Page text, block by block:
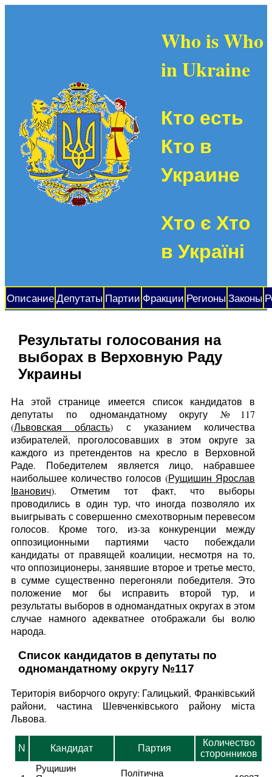
Who is Who
in Ukraine
Кто есть
Кто в
Украине
Хто є Хто
в Україні
Описание Депутаты Партии Фракции Регионы Законы
Результаты голосования на
выборах в Верховную Раду
Украины
На этой странице имеется список кандидатов в
депутаты по одномандатному округу №117
(Львовская область) с указанием количества
избирателей, проголосовавших в этом округе за
каждого из претендентов на кресло в Верховной
Раде. Победителем является лицо, набравшее
наибольшее количество голосов (Рущишин Ярослав
Іванович). Отметим тот факт, что выборы
проводились в один тур, что иногда позволяло их
выигрывать с совершенно смехотворным перевесом
голосов. Кроме того, из-за конкуренции между
оппозиционными партиями часто побеждали
кандидаты от правящей коалиции, несмотря на то,
что оппозиционеры, занявшие второе и третье место,
в сумме существенно перегоняли победителя. Это
положение мог бы исправить второй тур, и
результаты выборов в одномандатных округах в этом
случае намного адекватнее отображали бы волю
народа.
Список кандидатов в депутаты по
одномандатному округу №117
Територія виборчого округу: Галицький, Франківський
райони, частина Шевченківського району міста
Львова.
N Кандидат Партия
Количество
сторонников
Рущишин
Політична